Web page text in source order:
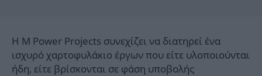
Η M Power Projects συνεχίζει να διατηρεί ένα
ισχυρό χαρτοφυλάκιο έργων που είτε υλοποιούνται
ήδη, είτε βρίσκονται σε φάση υποβολής